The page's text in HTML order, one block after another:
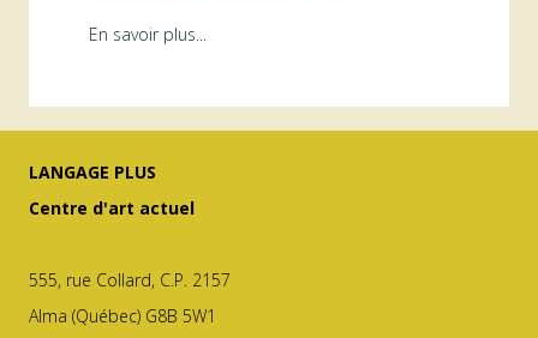
ArAMiS
En savoir plus...
LANGAGE PLUS
Centre d'art actuel
555, rue Collard, C.P. 2157
Alma (Québec) G8B 5W1